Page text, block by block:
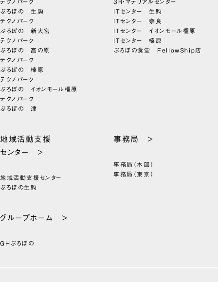
テクノパーク
ぷろぼの 生駒
テクノパーク
ぷろぼの 新大宮
テクノパーク
ぷろぼの 高の原
テクノパーク
ぷろぼの 榛原
テクノパーク
ぷろぼの イオンモール橿原
テクノパーク
ぷろぼの 津
3R・マテリアルセンター
ITセンター 生駒
ITセンター 奈良
ITセンター イオンモール橿原
ITセンター 榛原
ぷろぼの食堂 FellowShip店
地域活動支援
センター >
地域活動支援センター
ぷろぼの生駒
事務局 >
事務局（本部）
事務局（東京）
グループホーム >
GHぷろぼの